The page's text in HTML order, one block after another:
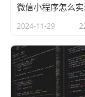
2024-11-29